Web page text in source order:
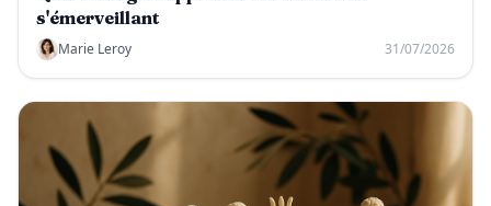
s'émerveillant
Marie Leroy 31/07/2026